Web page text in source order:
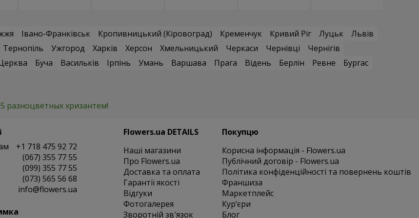
Івано-Франківськ Кропивницький (Кіровоград) Кременчук Кривий Ріг Луцьк
Львів
Тернопіль Ужгород Харків Херсон Хмельницький Черкаси Чернівці
Чернігів
Буча Васильків Ірпінь Умань Варшава Прага Відень Берлін Ревне
Бургас
разноцветных хризантем!
+1 718 475 92 72
(067) 355 77 55
(099) 355 77 55
(073) 565 56 68
info@flowers.ua
Flowers.ua DETAILS
Наші магазини
Про Flowers.ua
Доставка та оплата
Гарантії якості
Відгуки
Фотогалерея
Зворотній зв′язок
Покупцю
Корисна інформація - Flowers.ua
Публічний договір - Flowers.ua
Політика конфіденційності та повернень коштів
Франшиза
Маркетплейс
Курʼєри
Блог